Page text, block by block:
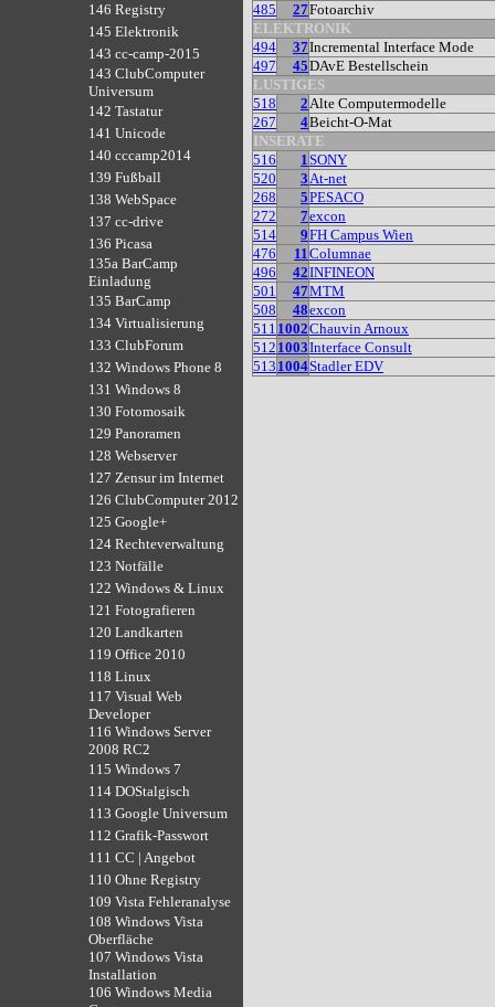
146 Registry
145 Elektronik
143 cc-camp-2015
143 ClubComputer
Universum
142 Tastatur
141 Unicode
140 cccamp2014
139 Fußball
138 WebSpace
137 cc-drive
136 Picasa
135a BarCamp
Einladung
135 BarCamp
134 Virtualisierung
133 ClubForum
132 Windows Phone 8
131 Windows 8
130 Fotomosaik
129 Panoramen
128 Webserver
127 Zensur im Internet
126 ClubComputer 2012
125 Google+
124 Rechteverwaltung
123 Notfälle
122 Windows & Linux
121 Fotografieren
120 Landkarten
119 Office 2010
118 Linux
117 Visual Web
Developer
116 Windows Server
2008 RC2
115 Windows 7
114 DOStalgisch
113 Google Universum
112 Grafik-Passwort
111 CC | Angebot
110 Ohne Registry
109 Vista Fehleranalyse
108 Windows Vista
Oberfläche
107 Windows Vista
Installation
106 Windows Media
485
27Fotoarchiv
ELEKTRONIK
494
37Incremental Interface Mode
497
45DAvE Bestellschein
LUSTIGES
518
2Alte Computermodelle
267
4Beicht-O-Mat
INSERATE
516
1SONY
520
3At-net
268
5PESACO
272
7excon
514
9FH Campus Wien
476
11Columnae
496
42INFINEON
501
47MTM
508
48excon
511 1002Chauvin Arnoux
512 1003Interface Consult
513 1004Stadler EDV